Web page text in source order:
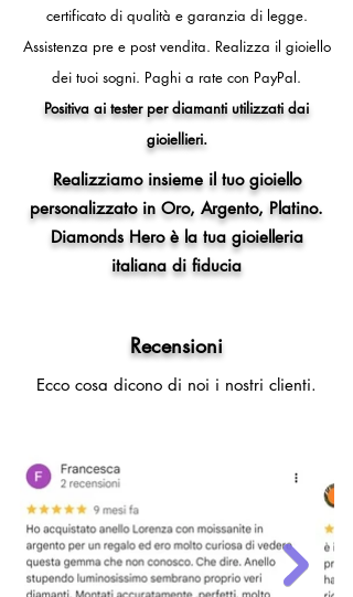
certificato di qualità e garanzia di legge.
Assistenza pre e post vendita. Realizza il gioiello
dei tuoi sogni. Paghi a rate con PayPal.
Positiva ai tester per diamanti utilizzati dai
gioiellieri.
Realizziamo insieme il tuo gioiello
personalizzato in Oro, Argento, Platino.
Diamonds Hero è la tua gioielleria
italiana di fiducia
Recensioni
Ecco cosa dicono di noi i nostri clienti.